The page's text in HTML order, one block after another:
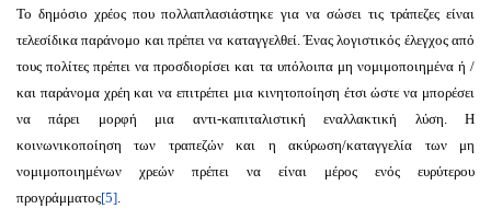
Το δημόσιο χρέος που πολλαπλασιάστηκε για να σώσει τις τράπεζες είναι
τελεσίδικα παράνομο και πρέπει να καταγγελθεί. Ένας λογιστικός έλεγχος από
τους πολίτες πρέπει να προσδιορίσει και τα υπόλοιπα μη νομιμοποιημένα ή /
και παράνομα χρέη και να επιτρέπει μια κινητοποίηση έτσι ώστε να μπορέσει
να πάρει μορφή μια αντι-καπιταλιστική εναλλακτική λύση. Η
κοινωνικοποίηση των τραπεζών και η ακύρωση/καταγγελία των μη
νομιμοποιημένων χρεών πρέπει να είναι μέρος ενός ευρύτερου
προγράμματος[5]